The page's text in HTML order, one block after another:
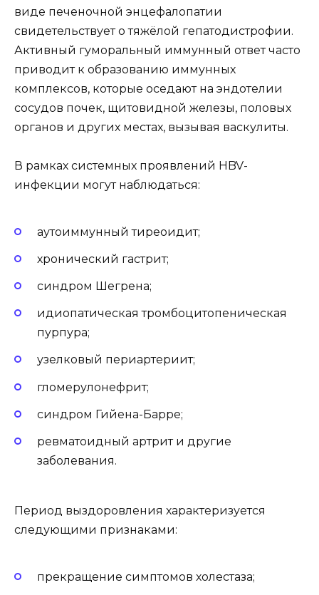
виде печеночной энцефалопатии
свидетельствует о тяжёлой гепатодистрофии.
Активный гуморальный иммунный ответ часто
приводит к образованию иммунных
комплексов, которые оседают на эндотелии
сосудов почек, щитовидной железы, половых
органов и других местах, вызывая васкулиты.
В рамках системных проявлений HBV-
инфекции могут наблюдаться:
аутоиммунный тиреоидит;
хронический гастрит;
синдром Шегрена;
идиопатическая тромбоцитопеническая
пурпура;
узелковый периартериит;
гломерулонефрит;
синдром Гийена-Барре;
ревматоидный артрит и другие
заболевания.
Период выздоровления характеризуется
следующими признаками:
прекращение симптомов холестаза;